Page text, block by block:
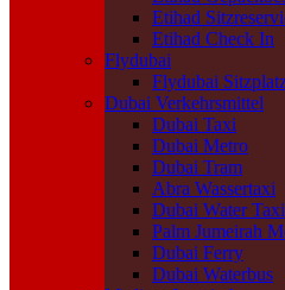
Etihad
Etihad Check In
Flydubai
Flydubai
Dubai Verkehrsmittel
Dubai Taxi
Dubai Metro
Dubai Tram
Abra Wassertaxi
Dubai Water Taxi
Palm Jumeirah
Dubai Ferry
Dubai Waterbus